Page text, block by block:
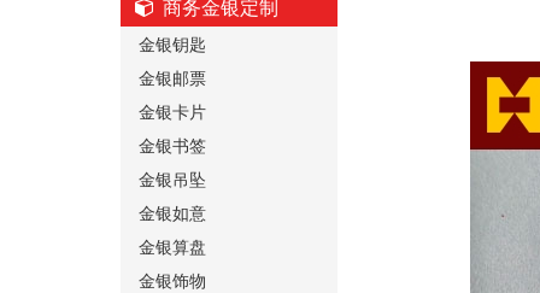
商务金银定制
金银钥匙
金银邮票
金银卡片
金银书签
金银吊坠
金银如意
金银算盘
金银饰物